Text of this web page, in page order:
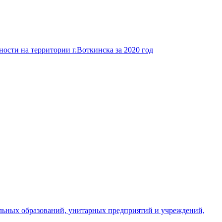
на территории г.Воткинска за 2020 год
образований, унитарных предприятий и учреждений,